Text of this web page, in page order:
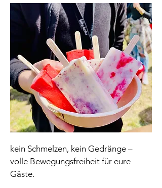
kein Schmelzen, kein Gedränge –
volle Bewegungsfreiheit für eure
Gäste.